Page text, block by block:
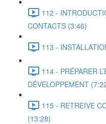
112 -
CONTACTS (3:46)
113 -
114 - PRÉPARER
DÉVELOPPEMENT
115 - RETREIVE
(13:28)